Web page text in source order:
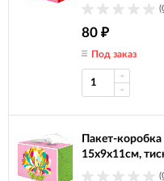
80 ₽
Под заказ
Пакет-
15х9х11см,